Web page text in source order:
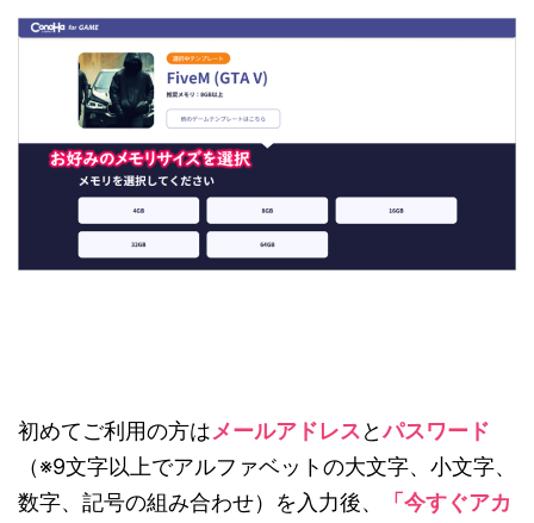
初めてご利用の方はメールアドレスとパスワード
（※9文字以上でアルファベットの大文字、小文字、
数字、記号の組み合わせ）を入力後、
「今すぐアカ